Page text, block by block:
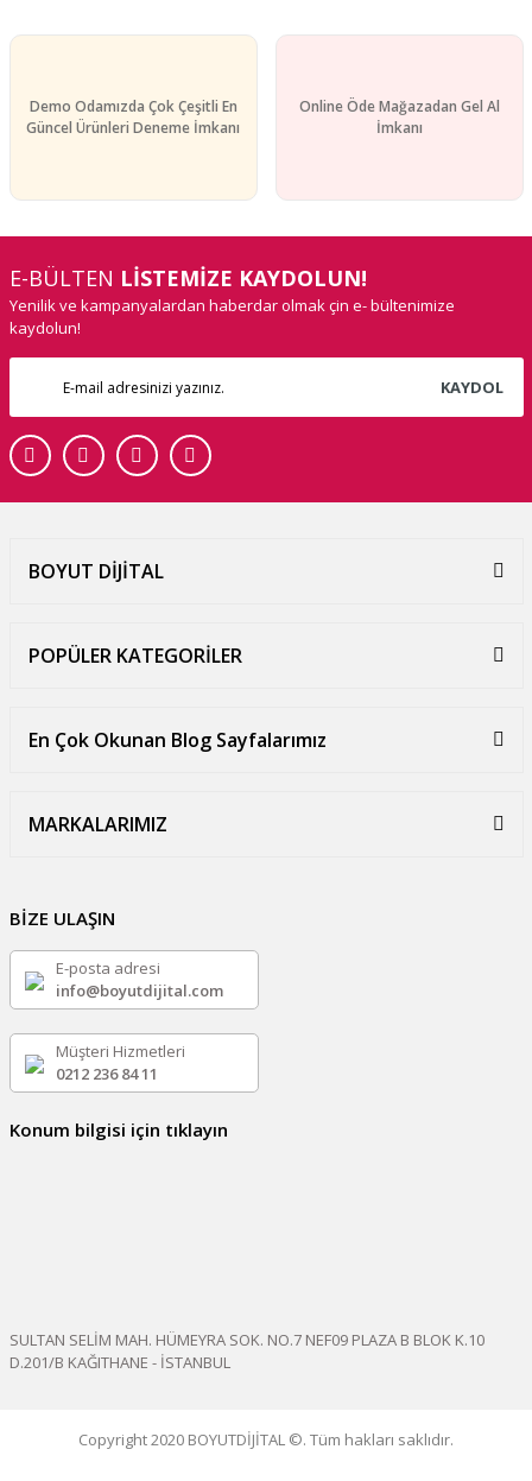
Demo Odamızda Çok Çeşitli En
Güncel Ürünleri Deneme İmkanı
Online Öde Mağazadan Gel Al
İmkanı
E-BÜLTEN LİSTEMİZE KAYDOLUN!
Yenilik ve kampanyalardan haberdar olmak çin e- bültenimize
kaydolun!
KAYDOL
BOYUT DİJİTAL
POPÜLER KATEGORİLER
En Çok Okunan Blog Sayfalarımız
MARKALARIMIZ
BİZE ULAŞIN
E-posta adresi
info@boyutdijital.com
Müşteri Hizmetleri
0212 236 84 11
Konum bilgisi için tıklayın
SULTAN SELİM MAH. HÜMEYRA SOK. NO.7 NEF09 PLAZA B BLOK K.10
D.201/B KAĞITHANE - İSTANBUL
Copyright 2020 BOYUTDİJİTAL ©. Tüm hakları saklıdır.